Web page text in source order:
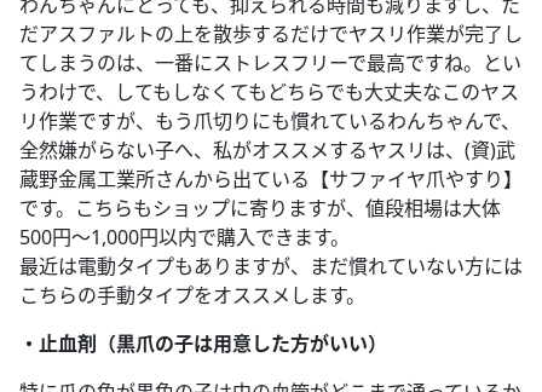
だアスファルトの上を散歩するだけでヤスリ作業が完了し
てしまうのは、一番にストレスフリーで最高ですね。とい
うわけで、してもしなくてもどちらでも大丈夫なこのヤス
リ作業ですが、もう爪切りにも慣れているわんちゃんで、
全然嫌がらない子へ、私がオススメするヤスリは、(資)武
蔵野金属工業所さんから出ている【サファイヤ爪やすり】
です。こちらもショップに寄りますが、値段相場は大体
500円〜1,000円以内で購入できます。
最近は電動タイプもありますが、まだ慣れていない方には
こちらの手動タイプをオススメします。
・止血剤（黒爪の子は用意した方がいい）